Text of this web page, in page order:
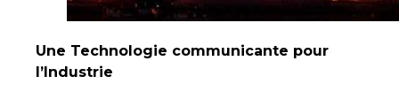
Une Technologie communicante pour
l’Industrie